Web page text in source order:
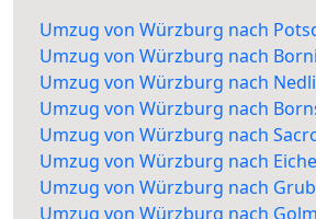
Umzug von Würzburg nach
Umzug von Würzburg nach
Umzug von Würzburg nach
Umzug von Würzburg nach
Umzug von Würzburg nach
Umzug von Würzburg nach Eiche
Umzug von Würzburg nach
Umzug von Würzburg nach Golm